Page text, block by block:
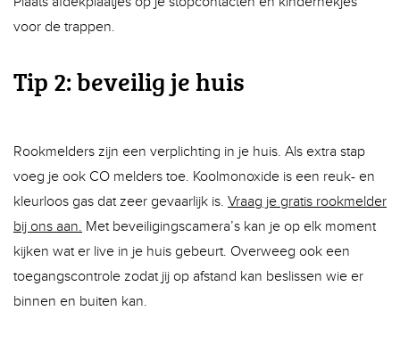
voor de trappen.
Tip 2: beveilig je huis
Rookmelders zijn een verplichting in je huis. Als extra stap
voeg je ook CO melders toe. Koolmonoxide is een reuk- en
kleurloos gas dat zeer gevaarlijk is. Vraag je gratis rookmelder
bij ons aan. Met beveiligingscamera’s kan je op elk moment
kijken wat er live in je huis gebeurt. Overweeg ook een
toegangscontrole zodat jij op afstand kan beslissen wie er
binnen en buiten kan.